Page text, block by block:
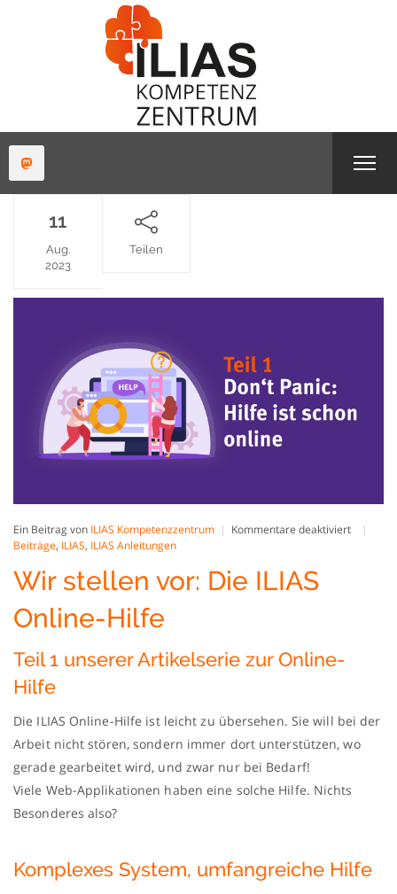
11
Aug.
2023
Teilen
Ein Beitrag von ILIAS Kompetenzzentrum Kommentare deaktiviertfür
Beiträge, ILIAS, ILIAS Anleitungen
Wir stellen vor: Die ILIAS
Online-Hilfe
Teil 1 unserer Artikelserie zur Online-
Hilfe
Die ILIAS Online-Hilfe ist leicht zu übersehen. Sie will bei der
Arbeit nicht stören, sondern immer dort unterstützen, wo
gerade gearbeitet wird, und zwar nur bei Bedarf!
Viele Web-Applikationen haben eine solche Hilfe. Nichts
Besonderes also?
Komplexes System, umfangreiche Hilfe